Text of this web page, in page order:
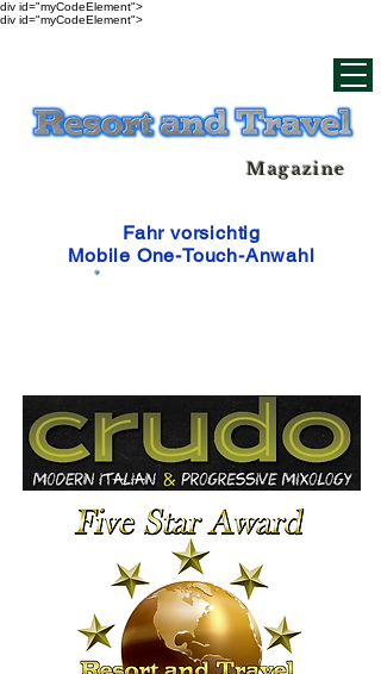
div id="myCodeElement">
div id="myCodeElement">
Magazine
Fahr vorsichtig
Mobile One-Touch-Anwahl